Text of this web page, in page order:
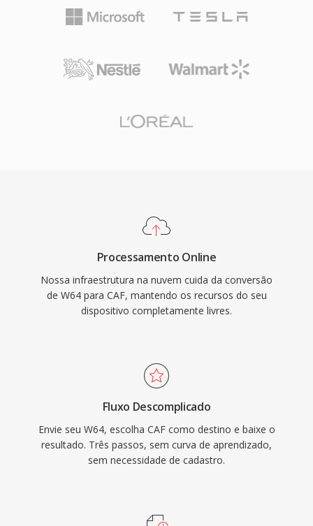
estações de trabalho de áudio digital
para importação é exportação perfeitas. Para
engenheiros é produtores que trabalham
é alta fidelidade, o W64 oferece a
metadados ricos, incluindo layouts de canais,
regioes de marcadores, anotações é dados
tratamento de gravações extremamente
contínuo sem limites de tamanho. O suporte
Core Áudio da Apple oferece suporte nativo
baixa latencia em aplicativos profissionais
como Logic Pro é Final Cut Pro. Para fluxos de
trabalho no ecossistema Apple que exigem
versatilidade é escala, o CAF é uma opção
Processamento Online
Nossa infraestrutura na nuvem cuida da conversão
de W64 para CAF, mantendo os recursos do seu
dispositivo completamente livres.
Fluxo Descomplicado
Envie seu W64, escolha CAF como destino e baixe o
resultado. Três passos, sem curva de aprendizado,
sem necessidade de cadastro.